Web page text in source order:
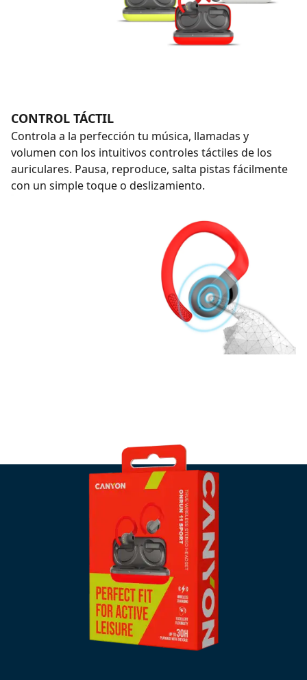
CONTROL TÁCTIL
Controla a la perfección tu música, llamadas y
volumen con los intuitivos controles táctiles de los
auriculares. Pausa, reproduce, salta pistas fácilmente
con un simple toque o deslizamiento.